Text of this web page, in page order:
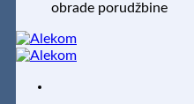
obrade porudžbine